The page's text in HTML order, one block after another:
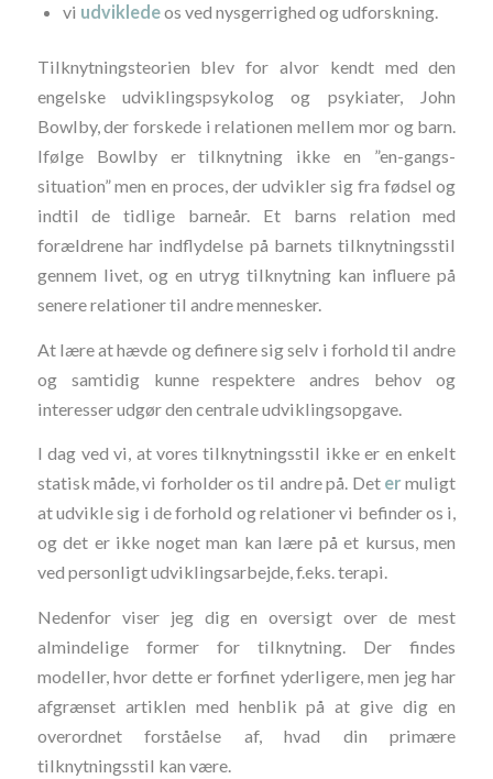
vi udvikledeos ved nysgerrighed og udforskning.
Tilknytningsteorien blev for alvor kendt med den
engelske udviklingspsykolog og psykiater, John
Bowlby, der forskede i relationen mellem mor og barn.
Ifølge Bowlby er tilknytning ikke en ”en-gangs-
situation” men en proces, der udvikler sig fra fødsel og
indtil de tidlige barneår. Et barns relation med
forældrene har indflydelse på barnets tilknytningsstil
gennem livet, og en utryg tilknytning kan influere på
senere relationer til andre mennesker.
At lære at hævde og definere sig selv i forhold til andre
og samtidig kunne respektere andres behov og
interesser udgør den centrale udviklingsopgave.
I dag ved vi, at vores tilknytningsstil ikke er en enkelt
statisk måde, vi forholder os til andre på. Det ermuligt
at udvikle sig i de forhold og relationer vi befinder os i,
og det er ikke noget man kan lære på et kursus, men
ved personligt udviklingsarbejde, f.eks. terapi.
Nedenfor viser jeg dig en oversigt over de mest
almindelige former for tilknytning. Der findes
modeller, hvor dette er forfinet yderligere, men jeg har
afgrænset artiklen med henblik på at give dig en
overordnet forståelse af, hvad din primære
tilknytningsstil kan være.